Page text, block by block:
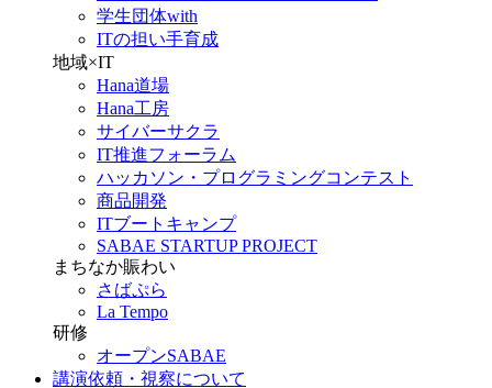
学生団体with
ITの担い手育成
地域×IT
Hana道場
Hana工房
サイバーサクラ
IT推進フォーラム
ハッカソン・プログラミングコンテスト
商品開発
ITブートキャンプ
SABAE STARTUP PROJECT
まちなか賑わい
さばぷら
La Tempo
研修
オープンSABAE
講演依頼・視察について